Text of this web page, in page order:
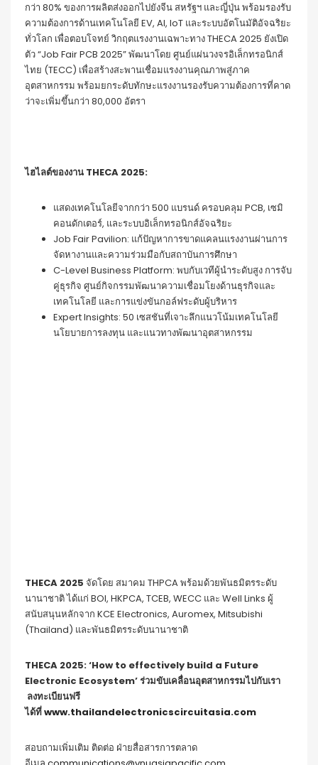
กว่า 80% ของการผลิตส่งออกไปยังจีน สหรัฐฯ และญี่ปุ่น พร้อมรองรับ
ความต้องการด้านเทคโนโลยี EV, AI, IoT และระบบอัตโนมัติอัจฉริยะ
ทั่วโลก เพื่อตอบโจทย์ วิกฤตแรงงานเฉพาะทาง THECA 2025 ยังเปิด
ตัว “Job Fair PCB 2025” พัฒนาโดย ศูนย์แผ่นวงจรอิเล็กทรอนิกส์
ไทย (TECC) เพื่อสร้างสะพานเชื่อมแรงงานคุณภาพสู่ภาค
อุตสาหกรรม พร้อมยกระดับทักษะแรงงานรองรับความต้องการที่คาด
ว่าจะเพิ่มขึ้นกว่า 80,000 อัตรา
ไฮไลต์ของงาน THECA 2025:
แสดงเทคโนโลยีจากกว่า 500 แบรนด์ ครอบคลุม PCB, เซมิ
คอนดักเตอร์, และระบบอิเล็กทรอนิกส์อัจฉริยะ
Job Fair Pavilion: แก้ปัญหาการขาดแคลนแรงงานผ่านการ
จัดหางานและความร่วมมือกับสถาบันการศึกษา
C-Level Business Platform: พบกับเวทีผู้นำระดับสูง การจับ
คู่ธุรกิจ ศูนย์กิจกรรมพัฒนาความเชื่อมโยงด้านธุรกิจและ
เทคโนโลยี และการแข่งขันกอล์ฟระดับผู้บริหาร
Expert Insights: 50 เซสชันที่เจาะลึกแนวโน้มเทคโนโลยี
นโยบายการลงทุน และแนวทางพัฒนาอุตสาหกรรม
THECA 2025 จัดโดย สมาคม THPCA พร้อมด้วยพันธมิตรระดับ
นานาชาติ ได้แก่ BOI, HKPCA, TCEB, WECC และ Well Links ผู้
สนับสนุนหลักจาก KCE Electronics, Auromex, Mitsubishi
(Thailand) และพันธมิตรระดับนานาชาติ
THECA 2025: ‘How to effectively build a Future
Electronic Ecosystem’ร่วมขับเคลื่อนอุตสาหกรรมไปกับเรา
ลงทะเบียนฟรี
ได้ที่www.thailandelectronicscircuitasia.com
สอบถามเพิ่มเติม ติดต่อ ฝ่ายสื่อสารการตลาด